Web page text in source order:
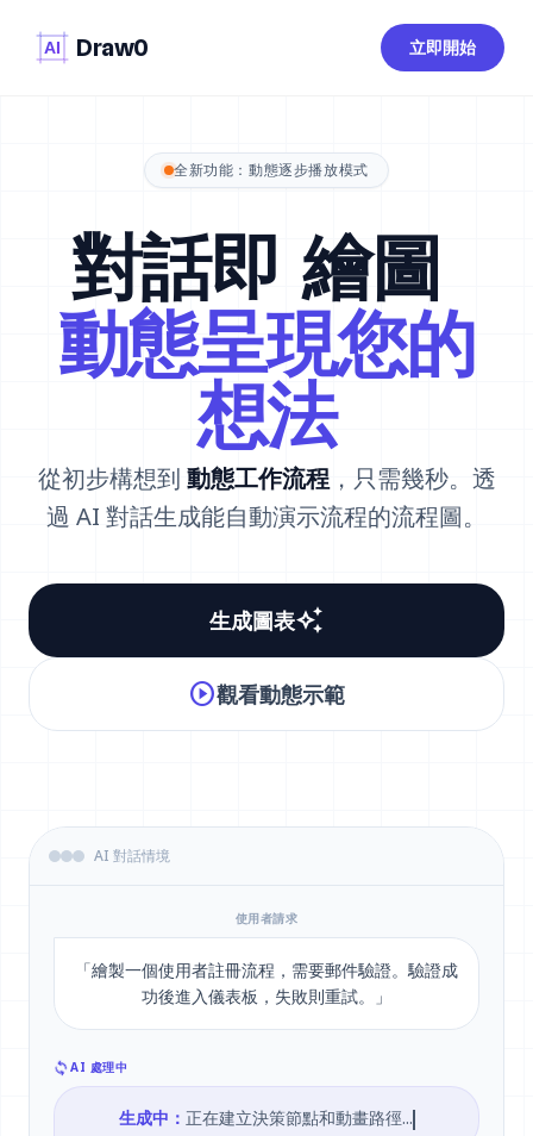
Draw0 立即開始
全新功能：動態逐步播放模式
對話即 繪圖
動態呈現您的
想法
從初步構想到 動態工作流程，只需幾秒。透
過 AI 對話生成能自動演示流程的流程圖。
生成圖表auto_awesome
play_circle觀看動態示範
AI 對話情境
使用者請求
「繪製一個使用者註冊流程，需要郵件驗證。驗證成
功後進入儀表板，失敗則重試。」
syncAI 處理中
生成中： 正在建立決策節點和動畫路徑...